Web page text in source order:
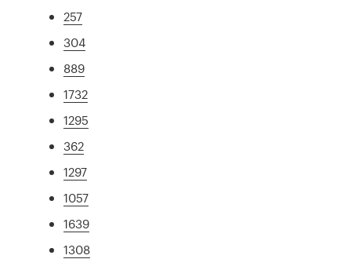
257
304
889
1732
1295
362
1297
1057
1639
1308